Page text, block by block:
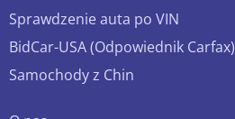
Sprawdzenie auta po VIN
BidCar-USA (Odpowiednik Carfax)
Samochody z Chin